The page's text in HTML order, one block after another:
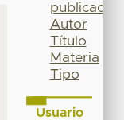
publicación
Autor
Título
Materia
Tipo
Usuario